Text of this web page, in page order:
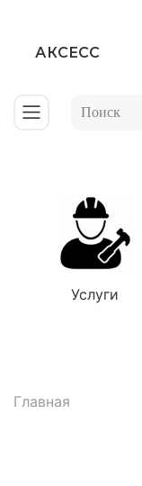
АКСЕСС
Услуги
Главная